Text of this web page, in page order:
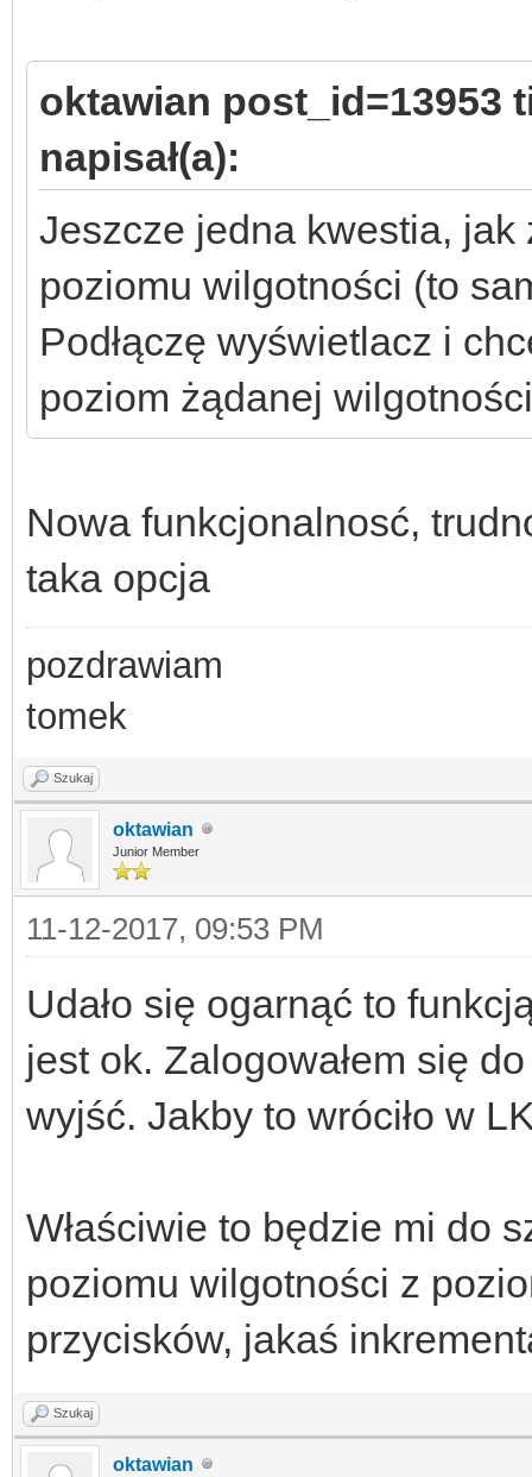
oktawian post_id=13953
napisał(a):
Jeszcze jedna kwestia,
poziomu wilgotności (to
Podłączę wyświetlacz i
poziom żądanej
Nowa funkcjonalnosć,
taka opcja
pozdrawiam
tomek
Szukaj
oktawian
Junior Member
11-12-2017, 09:53 PM
Udało się ogarnąć to
jest ok. Zalogowałem się
wyjść. Jakby to wróciło w
Właściwie to będzie mi do
poziomu wilgotności z
przycisków, jakaś
Szukaj
oktawian